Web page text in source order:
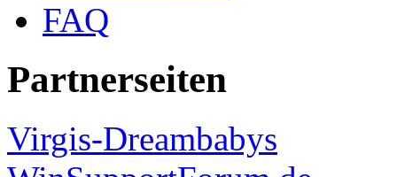
FAQ
Partnerseiten
Virgis-Dreambabys